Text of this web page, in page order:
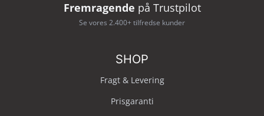
Fremragende på Trustpilot
Se vores 2.400+ tilfredse kunder
SHOP
Fragt & Levering
Prisgaranti